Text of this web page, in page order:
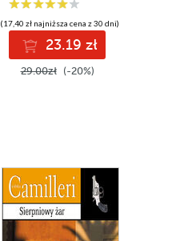
(17,40 zł najniższa cena z 30 dni)
23.19 zł
29.00zł (-20%)